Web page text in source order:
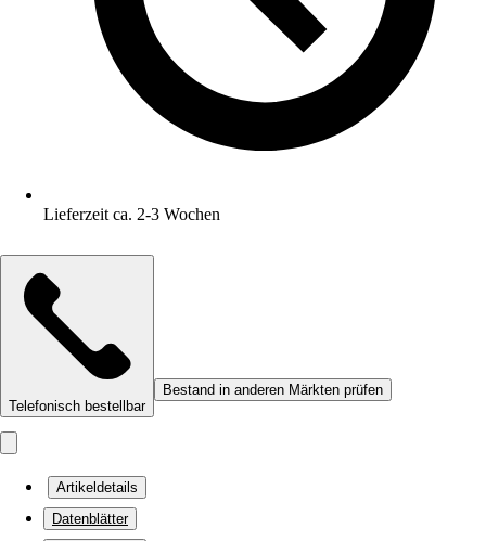
Lieferzeit ca. 2-3 Wochen
Telefonisch bestellbar
Bestand in anderen Märkten prüfen
Artikeldetails
Datenblätter